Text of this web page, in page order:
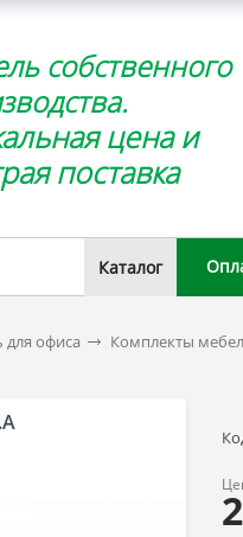
собственного
цена и
поставка
Каталог
офиса Комплекты